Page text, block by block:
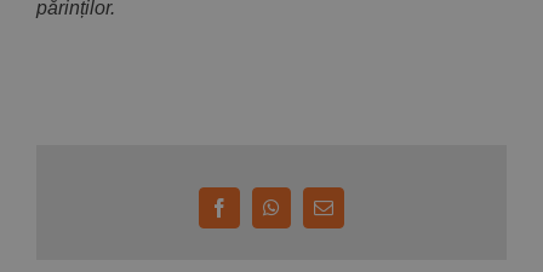
părinților.
FacebookWhatsApp
E-
mail: